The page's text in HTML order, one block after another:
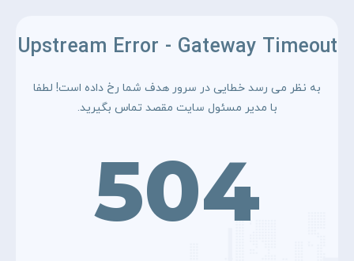
Upstream Error - Gateway Timeout
به نظر می رسد خطایی در سرور هدف شما رخ داده است! لطفا
با مدیر مسئول سایت مقصد تماس بگیرید.
504